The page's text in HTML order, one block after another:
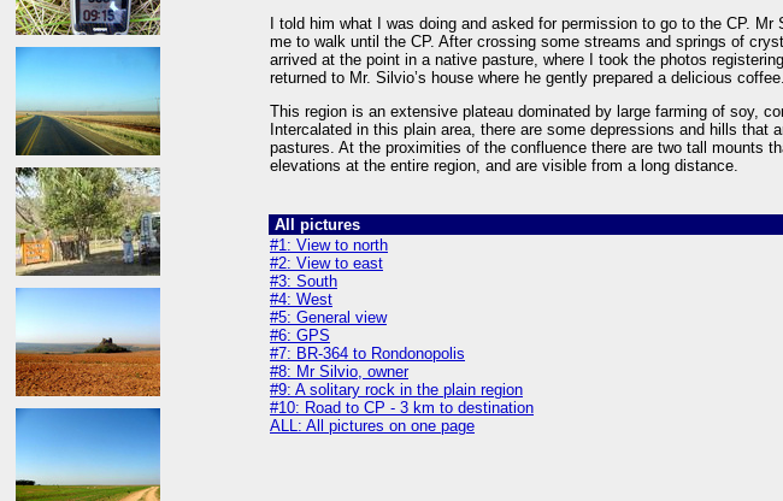
I told him what I was doing and asked for permission to go to the CP. Mr
me to walk until the CP. After crossing some streams and springs of
arrived at the point in a native pasture, where I took the photos
returned to Mr. Silvio’s house where he gently prepared a delicious coffee.
This region is an extensive plateau dominated by large farming of soy,
Intercalated in this plain area, there are some depressions and hills that
pastures. At the proximities of the confluence there are two tall mounts
elevations at the entire region, and are visible from a long distance.
All pictures
#1: View to north
#2: View to east
#3: South
#4: West
#5: General view
#6: GPS
#7: BR-364 to Rondonopolis
#8: Mr Silvio, owner
#9: A solitary rock in the plain region
#10: Road to CP - 3 km to destination
ALL: All pictures on one page